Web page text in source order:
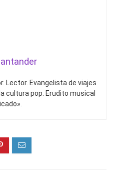
Lector. Evangelista de viajes
cultura pop. Erudito musical